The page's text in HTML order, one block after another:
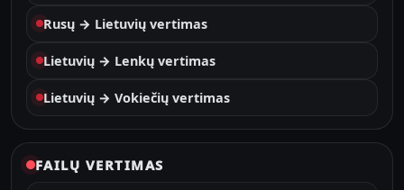
Rusų → Lietuvių vertimas
Lietuvių → Lenkų vertimas
Lietuvių → Vokiečių vertimas
FAILŲ VERTIMAS